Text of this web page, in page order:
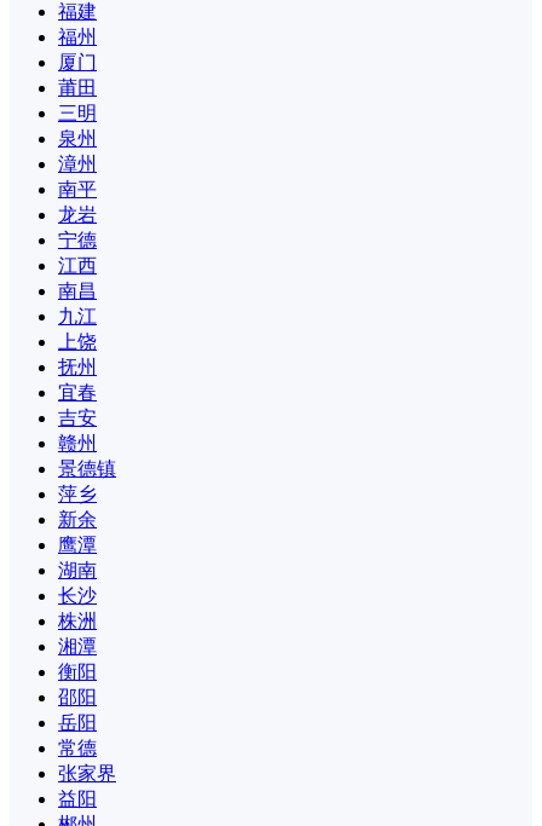
福建
福州
厦门
莆田
三明
泉州
漳州
南平
龙岩
宁德
江西
南昌
九江
上饶
抚州
宜春
吉安
赣州
景德镇
萍乡
新余
鹰潭
湖南
长沙
株洲
湘潭
衡阳
邵阳
岳阳
常德
张家界
益阳